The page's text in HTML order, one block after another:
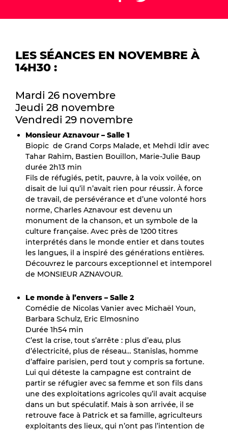
LES SÉANCES EN NOVEMBRE À
14H30 :
Mardi 26 novembre
Jeudi 28 novembre
Vendredi 29 novembre
Monsieur Aznavour – Salle 1
Biopic de Grand Corps Malade, et Mehdi Idir avec
Tahar Rahim, Bastien Bouillon, Marie-Julie Baup
durée 2h13 min
Fils de réfugiés, petit, pauvre, à la voix voilée, on
disait de lui qu’il n’avait rien pour réussir. À force
de travail, de persévérance et d’une volonté hors
norme, Charles Aznavour est devenu un
monument de la chanson, et un symbole de la
culture française. Avec près de 1200 titres
interprétés dans le monde entier et dans toutes
les langues, il a inspiré des générations entières.
Découvrez le parcours exceptionnel et intemporel
de MONSIEUR AZNAVOUR.
Le monde à l’envers – Salle 2
Comédie de Nicolas Vanier avec Michaël Youn,
Barbara Schulz, Eric Elmosnino
Durée 1h54 min
C’est la crise, tout s’arrête : plus d’eau, plus
d’électricité, plus de réseau… Stanislas, homme
d’affaire parisien, perd tout y compris sa fortune.
Lui qui déteste la campagne est contraint de
partir se réfugier avec sa femme et son fils dans
une des exploitations agricoles qu’il avait acquise
dans un but spéculatif. Mais à son arrivée, il se
retrouve face à Patrick et sa famille, agriculteurs
exploitants des lieux, qui n’ont pas l’intention de